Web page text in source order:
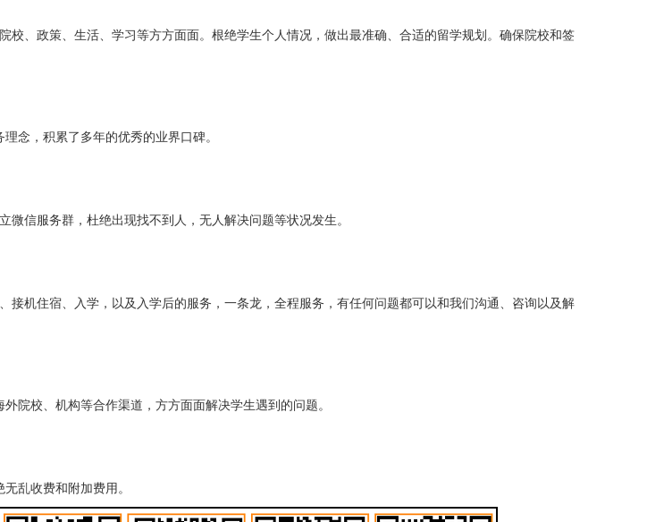
校、政策、生活、学习等方方面面。根绝学生个人情况，做出最准确、合适的留学规划。确保院校和签
念，积累了多年的优秀的业界口碑。
微信服务群，杜绝出现找不到人，无人解决问题等状况发生。
接机住宿、入学，以及入学后的服务，一条龙，全程服务，有任何问题都可以和我们沟通、咨询以及解
院校、机构等合作渠道，方方面面解决学生遇到的问题。
乱收费和附加费用。